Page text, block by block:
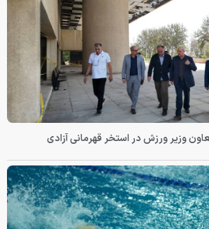
وزیر ورزش در استخر قهرمانی آزادی